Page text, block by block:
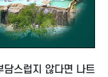
스럽지 않다면 나트